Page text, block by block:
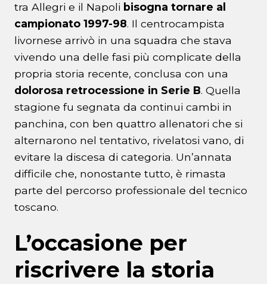
tra Allegri e il Napoli bisogna tornare al
campionato 1997-98. Il centrocampista
livornese arrivò in una squadra che stava
vivendo una delle fasi più complicate della
propria storia recente, conclusa con una
dolorosa retrocessione in Serie B. Quella
stagione fu segnata da continui cambi in
panchina, con ben quattro allenatori che si
alternarono nel tentativo, rivelatosi vano, di
evitare la discesa di categoria. Un’annata
difficile che, nonostante tutto, è rimasta
parte del percorso professionale del tecnico
toscano.
L’occasione per
riscrivere la storia